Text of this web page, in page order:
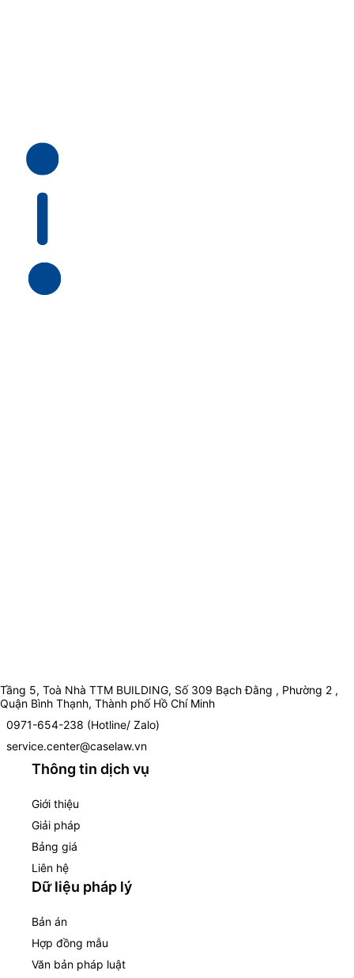
Tầng 5, Toà Nhà TTM BUILDING, Số 309 Bạch Đằng , Phường 2 ,
Quận Bình Thạnh, Thành phố Hồ Chí Minh
0971-654-238 (Hotline/ Zalo)
service.center@caselaw.vn
Thông tin dịch vụ
Giới thiệu
Giải pháp
Bảng giá
Liên hệ
Dữ liệu pháp lý
Bản án
Hợp đồng mẫu
Văn bản pháp luật